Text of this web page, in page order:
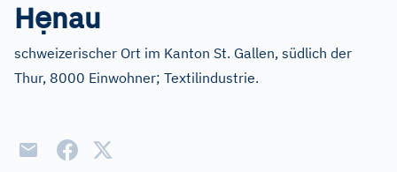
Hẹnau
schweizerischer Ort im Kanton St. Gallen, südlich der
Thur, 8000 Einwohner; Textilindustrie.